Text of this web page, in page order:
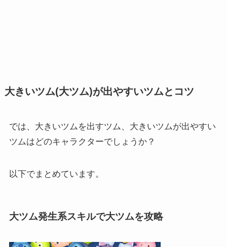
大きいツム(大ツム)が出やすいツムとコツ
では、大きいツムを出すツム、大きいツムが出やすい
ツムはどのキャラクターでしょうか？
以下でまとめています。
大ツム発生系スキルで大ツムを攻略